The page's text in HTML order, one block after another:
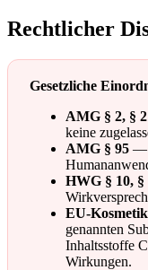
Rechtlicher
Gesetzliche
AMG § 2, §
keine
AMG § 95 —
HWG § 10, §
EU-
genannten
Inhaltsstoffe
Wirkungen.